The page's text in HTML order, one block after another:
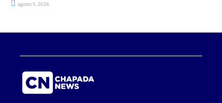
agosto 5, 2026